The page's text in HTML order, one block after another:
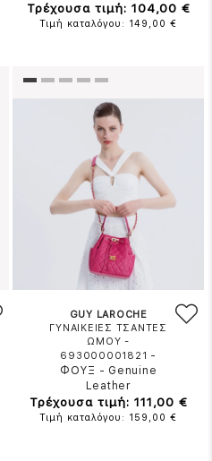
Τρέχουσα τιμή: 104,00 €
Τιμή καταλόγου: 149,00 €
GUY LAROCHE
ΓΥΝΑΙΚΕΙΕΣ ΤΣΑΝΤΕΣ
ΩΜΟΥ -
693000001821 -
ΦΟΥΞ - Genuine
Leather
Τρέχουσα τιμή: 111,00 €
Τιμή καταλόγου: 159,00 €